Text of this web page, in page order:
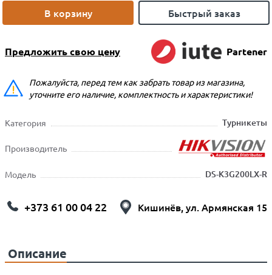
В корзину Быстрый заказ
Предложить свою цену Partener
Пожалуйста, перед тем как забрать товар из магазина,
уточните его наличие, комплектность и характеристики!
Категория Турникеты
Производитель
Модель DS-K3G200LX-R
+373 61 00 04 22 Кишинёв, ул. Армянская 15
Описание